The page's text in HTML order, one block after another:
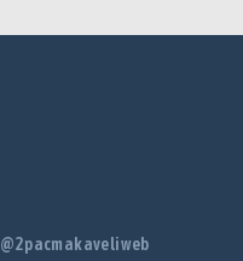
@2pacmakaveliweb